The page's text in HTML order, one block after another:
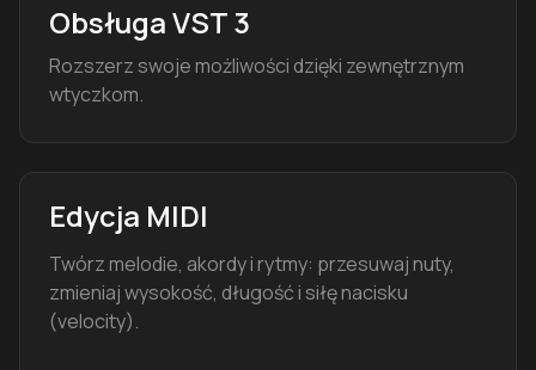
Obsługa VST 3
Rozszerz swoje możliwości dzięki zewnętrznym
wtyczkom.
Edycja MIDI
Twórz melodie, akordy i rytmy: przesuwaj nuty,
zmieniaj wysokość, długość i siłę nacisku
(velocity).